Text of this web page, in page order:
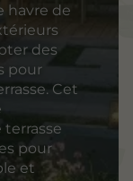
havre de
des
pour
Cet
terrasse
pour
et